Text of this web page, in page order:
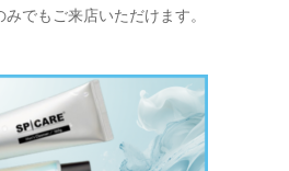
でもご来店いただけます。